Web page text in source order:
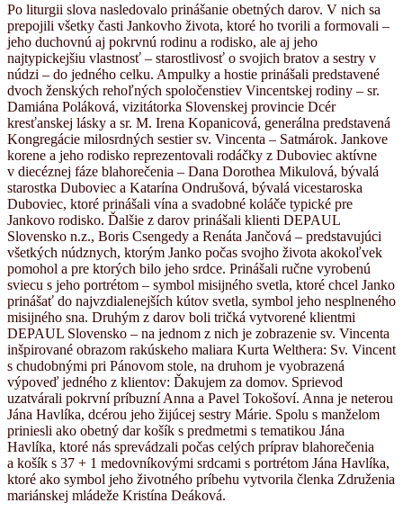
Po liturgii slova nasledovalo prinášanie obetných darov. V nich sa
prepojili všetky časti Jankovho života, ktoré ho tvorili a formovali –
jeho duchovnú aj pokrvnú rodinu a rodisko, ale aj jeho
najtypickejšiu vlastnosť – starostlivosť o svojich bratov a sestry v
núdzi – do jedného celku. Ampulky a hostie prinášali predstavené
dvoch ženských rehoľných spoločenstiev Vincentskej rodiny – sr.
Damiána Poláková, vizitátorka Slovenskej provincie Dcér
kresťanskej lásky a sr. M. Irena Kopanicová, generálna predstavená
Kongregácie milosrdných sestier sv. Vincenta – Satmárok. Jankove
korene a jeho rodisko reprezentovali rodáčky z Duboviec aktívne
v diecéznej fáze blahorečenia – Dana Dorothea Mikulová, bývalá
starostka Duboviec a Katarína Ondrušová, bývalá vicestaroska
Duboviec, ktoré prinášali vína a svadobné koláče typické pre
Jankovo rodisko. Ďalšie z darov prinášali klienti DEPAUL
Slovensko n.z., Boris Csengedy a Renáta Jančová – predstavujúci
všetkých núdznych, ktorým Janko počas svojho života akokoľvek
pomohol a pre ktorých bilo jeho srdce. Prinášali ručne vyrobenú
sviecu s jeho portrétom – symbol misijného svetla, ktoré chcel Janko
prinášať do najvzdialenejších kútov svetla, symbol jeho nesplneného
misijného sna. Druhým z darov boli tričká vytvorené klientmi
DEPAUL Slovensko – na jednom z nich je zobrazenie sv. Vincenta
inšpirované obrazom rakúskeho maliara Kurta Welthera: Sv. Vincent
s chudobnými pri Pánovom stole, na druhom je vyobrazená
výpoveď jedného z klientov: Ďakujem za domov. Sprievod
uzatvárali pokrvní príbuzní Anna a Pavel Tokošoví. Anna je neterou
Jána Havlíka, dcérou jeho žijúcej sestry Márie. Spolu s manželom
priniesli ako obetný dar košík s predmetmi s tematikou Jána
Havlíka, ktoré nás sprevádzali počas celých príprav blahorečenia
a košík s 37 + 1 medovníkovými srdcami s portrétom Jána Havlíka,
ktoré ako symbol jeho životného príbehu vytvorila členka Združenia
mariánskej mládeže Kristína Deáková.